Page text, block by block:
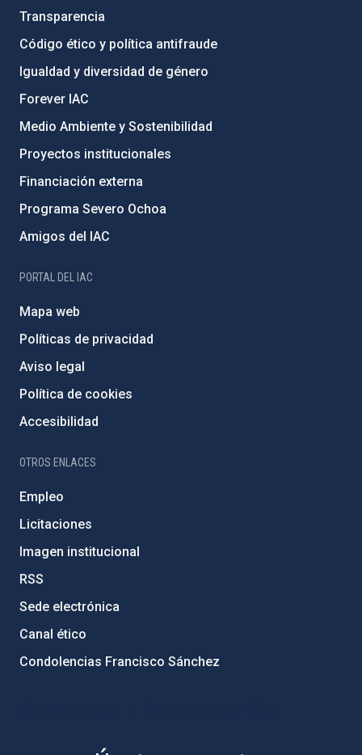
Transparencia
Código ético y política antifraude
Igualdad y diversidad de género
Forever IAC
Medio Ambiente y Sostenibilidad
Proyectos institucionales
Financiación externa
Programa Severo Ochoa
Amigos del IAC
PORTAL DEL IAC
Mapa web
Políticas de privacidad
Aviso legal
Política de cookies
Accesibilidad
OTROS ENLACES
Empleo
Licitaciones
Imagen institucional
RSS
Sede electrónica
Canal ético
Condolencias Francisco Sánchez